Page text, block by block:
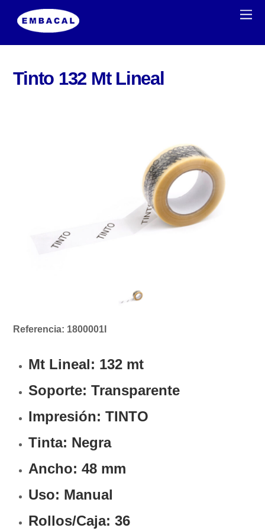
Tinto 132 Mt Lineal
Referencia: 1800001I
Mt Lineal: 132 mt
Soporte: Transparente
Impresión: TINTO
Tinta: Negra
Ancho: 48 mm
Uso: Manual
Rollos/Caja: 36